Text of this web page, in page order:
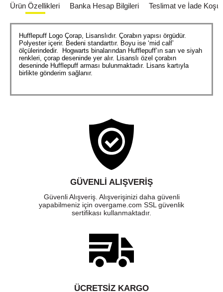
Ürün Özellikleri Banka Hesap Bilgileri Teslimat ve İade
Hufflepuff Logo Çorap, Lisanslıdır. Çorabın yapısı örgüdür.
Polyester içerir. Bedeni standarttır. Boyu ise ‘mid calf’
ölçülerindedir. Hogwarts binalarından Hufflepuff’ın sarı ve siyah
renkleri, çorap deseninde yer alır. Lisanslı özel çorabın
deseninde Hufflepuff arması bulunmaktadır. Lisans kartıyla
birlikte gönderim sağlanır.
GÜVENLI ALIŞVERIŞ
Güvenli Alışveriş. Alışverişinizi daha güvenli
yapabilmeniz için overgame.com SSL güvenlik
sertifikası kullanmaktadır.
ÜCRETSIZ KARGO